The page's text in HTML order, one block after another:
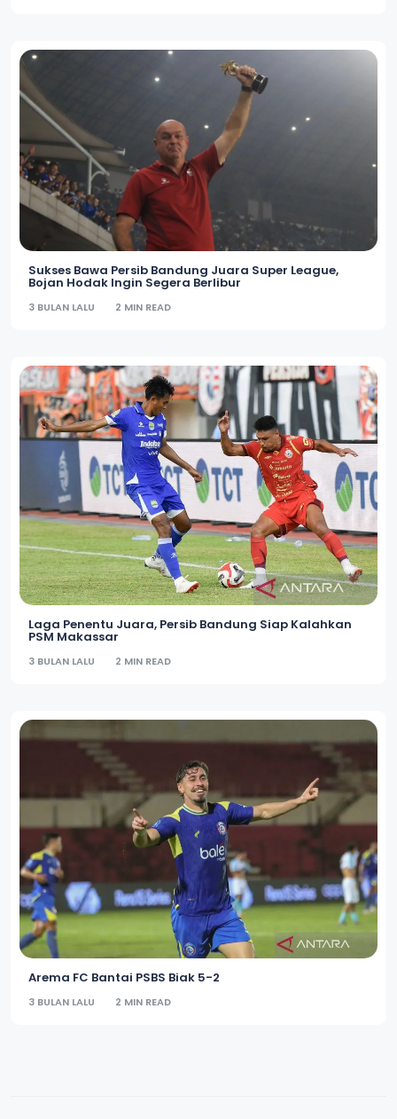
Sukses Bawa Persib Bandung Juara Super League,
Bojan Hodak Ingin Segera Berlibur
3 BULAN LALU 2 MIN READ
Laga Penentu Juara, Persib Bandung Siap Kalahkan
PSM Makassar
3 BULAN LALU 2 MIN READ
Arema FC Bantai PSBS Biak 5-2
3 BULAN LALU 2 MIN READ